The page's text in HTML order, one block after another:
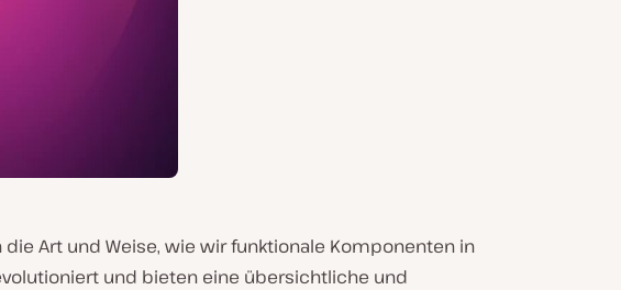
die Art und Weise, wie wir funktionale Komponenten in
und bieten eine übersichtliche und